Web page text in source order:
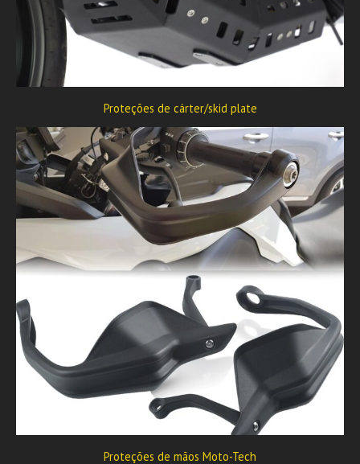
Proteções de cárter/skid plate
Proteções de mãos Moto-Tech